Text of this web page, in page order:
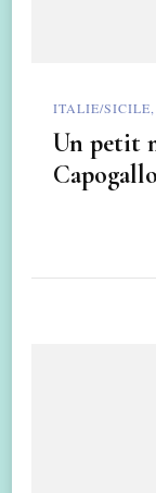
ITALIE/SICILE
Un petit
Capogallo